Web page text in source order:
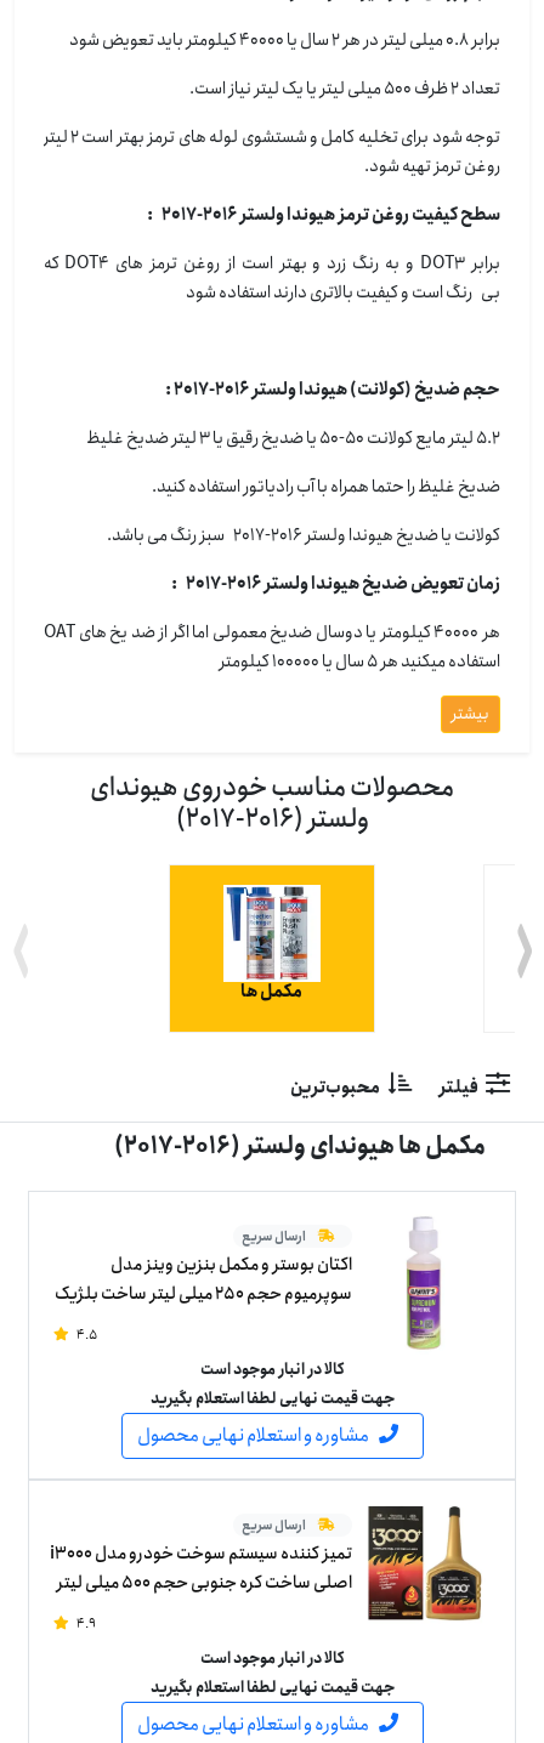
برابر 0.8 میلی لیتر در هر 2 سال یا 40000 کیلومتر باید تعویض شود
تعداد 2 ظرف 500 میلی لیتر یا یک لیتر نیاز است.
توجه شود برای تخلیه کامل و شستشوی لوله های ترمز بهتر است 2 لیتر
روغن ترمز تهیه شود.
سطح کیفیت روغن ترمز هیوندا ولستر 2016-2017 :
برابر DOT3 و به رنگ زرد و بهتر است از روغن ترمز های DOT4 که
بی رنگ است و کیفیت بالاتری دارند استفاده شود
حجم ضدیخ (کولانت) هیوندا ولستر 2016-2017 :
5.2 لیتر مایع کولانت 50-50 یا ضدیخ رقیق یا 3 لیتر ضدیخ غلیظ
ضدیخ غلیظ را حتما همراه با آب رادیاتور استفاده کنید.
کولانت یا ضدیخ هیوندا ولستر 2016-2017 سبز رنگ می باشد.
زمان تعویض ضدیخ هیوندا ولستر 2016-2017 :
هر 40000 کیلومتر یا دوسال ضدیخ معمولی اما اگر از ضد یخ های OAT
استفاده میکنید هر 5 سال یا 100000 کیلومتر
بیشتر
محصولات مناسب خودروی هیوندای
ولستر (2016-2017)
مکمل ها
فیلتر محبوب‌ترین
مکمل ها هیوندای ولستر (2016-2017)
ارسال سریع
اکتان بوستر و مکمل بنزین وینز مدل
سوپرمیوم حجم 250 میلی لیتر ساخت بلژیک
4.5
کالا در انبار موجود است
جهت قیمت نهایی لطفا استعلام بگیرید
مشاوره و استعلام نهایی محصول
ارسال سریع
تمیز کننده سیستم سوخت خودرو مدل i3000
اصلی ساخت کره جنوبی حجم 500 میلی لیتر
4.9
کالا در انبار موجود است
جهت قیمت نهایی لطفا استعلام بگیرید
مشاوره و استعلام نهایی محصول